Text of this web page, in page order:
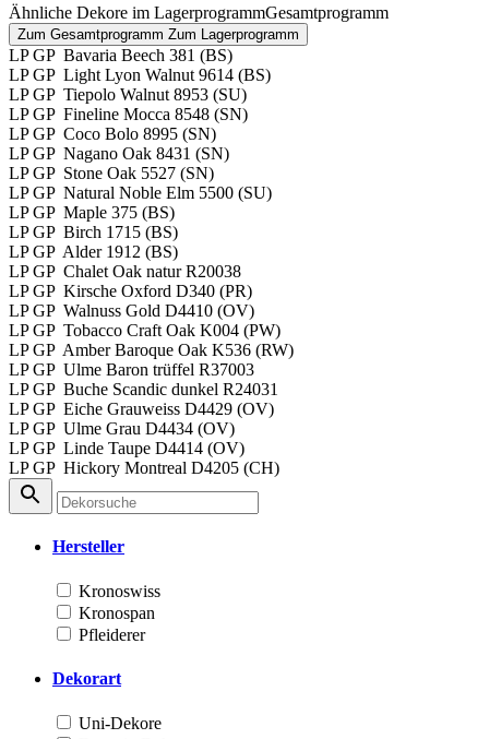
Ähnliche Dekore im LagerprogrammGesamtprogramm
Zum Gesamtprogramm Zum Lagerprogramm
LP GP Bavaria Beech 381 (BS)
LP GP Light Lyon Walnut 9614 (BS)
LP GP Tiepolo Walnut 8953 (SU)
LP GP Fineline Mocca 8548 (SN)
LP GP Coco Bolo 8995 (SN)
LP GP Nagano Oak 8431 (SN)
LP GP Stone Oak 5527 (SN)
LP GP Natural Noble Elm 5500 (SU)
LP GP Maple 375 (BS)
LP GP Birch 1715 (BS)
LP GP Alder 1912 (BS)
LP GP Chalet Oak natur R20038
LP GP Kirsche Oxford D340 (PR)
LP GP Walnuss Gold D4410 (OV)
LP GP Tobacco Craft Oak K004 (PW)
LP GP Amber Baroque Oak K536 (RW)
LP GP Ulme Baron trüffel R37003
LP GP Buche Scandic dunkel R24031
LP GP Eiche Grauweiss D4429 (OV)
LP GP Ulme Grau D4434 (OV)
LP GP Linde Taupe D4414 (OV)
LP GP Hickory Montreal D4205 (CH)
Hersteller
Kronoswiss
Kronospan
Pfleiderer
Dekorart
Uni-Dekore